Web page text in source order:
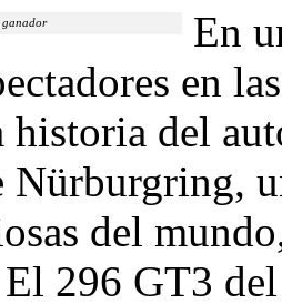
En
en
historia del
Nürburgring,
del
296 GT3